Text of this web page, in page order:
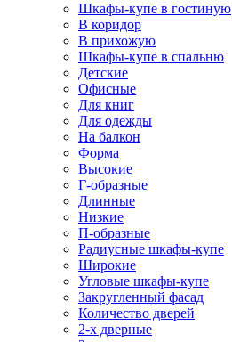
Шкафы-купе в гостиную
В коридор
В прихожую
Шкафы-купе в спальню
Детские
Офисные
Для книг
Для одежды
На балкон
Форма
Высокие
Г-образные
Длинные
Низкие
П-образные
Радиусные шкафы-купе
Широкие
Угловые шкафы-купе
Закругленный фасад
Количество дверей
2-х дверные